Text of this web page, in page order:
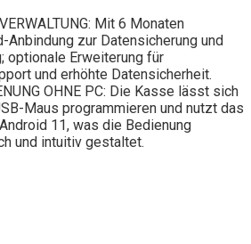
Mit 6 Monaten
Anbindung zur Datensicherung und
optionale Erweiterung für
und erhöhte Datensicherheit.
OHNE PC: Die Kasse lässt sich
Maus programmieren und nutzt das
11, was die Bedienung
und intuitiv gestaltet.